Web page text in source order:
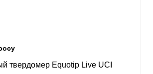
твердомер Equotip Live UCI